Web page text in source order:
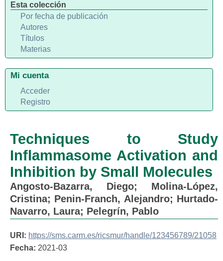
Techniques to Study
Inflammasome Activation and
Inhibition by Small Molecules
Angosto-Bazarra, Diego; Molina-López,
Cristina; Penin-Franch, Alejandro; Hurtado-
Navarro, Laura; Pelegrín, Pablo
URI: https://sms.carm.es/ricsmur/handle/123456789/21058
Fecha: 2021-03
Esta colección
Por fecha de publicación
Autores
Títulos
Materias
Mi cuenta
Acceder
Registro